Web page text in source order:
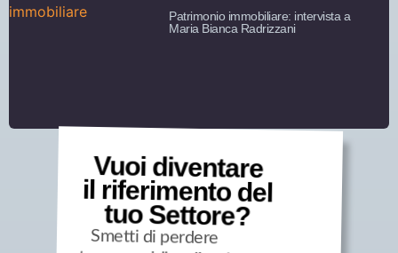
Patrimonio immobiliare: intervista a
Maria Bianca Radrizzani
Vuoi diventare
il riferimento del
tuo Settore?
Smetti di perdere